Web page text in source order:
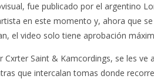
fue publicado por el argentino
en este momento y, ahora que
el video solo tiene aprobación
Cxrter Saint & Kamcordings, se les
que intercalan tomas donde